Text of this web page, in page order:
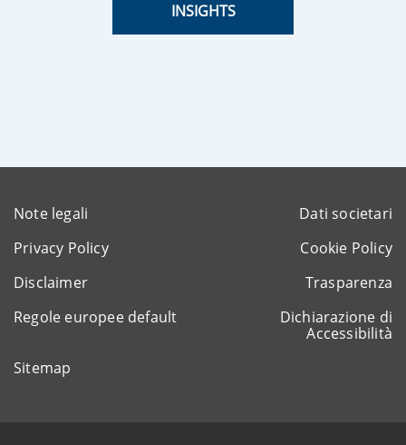
INSIGHTS
Note legali
Dati societari
Privacy Policy
Cookie Policy
Disclaimer
Trasparenza
Regole europee default
Dichiarazione di
Accessibilità
Sitemap